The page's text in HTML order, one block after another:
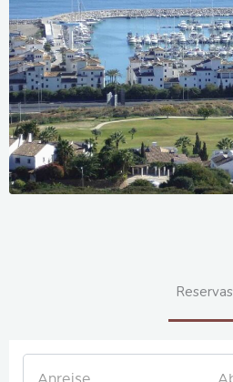
Reservas